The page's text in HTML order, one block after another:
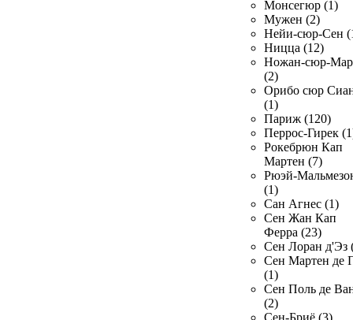
Монсегюр (1)
Мужен (2)
Нейи-сюр-Сен
Ницца (12)
Ножан-сюр-
(2)
Орибо сюр
(1)
Париж (120)
Перрос-Гирек
Рокебрюн Кап
Мартен (7)
Рюэй-
(1)
Сан Агнес (1)
Сен Жан Кап
Ферра (23)
Сен Лоран д'Эз
Сен Мартен де
(1)
Сен Поль де
(2)
Сен-Бриё (3)